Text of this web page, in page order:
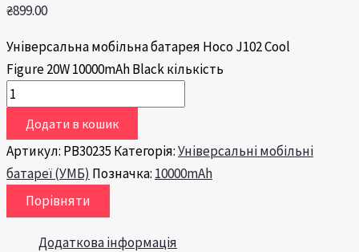
₴899.00
Універсальна мобільна батарея Hoco J102 Cool
Figure 20W 10000mAh Black кількість
Додати в кошик
Артикул: PB30235 Категорія:Універсальні мобільні
батареї (УМБ) Позначка: 10000mAh
Порівняти
Додаткова інформація